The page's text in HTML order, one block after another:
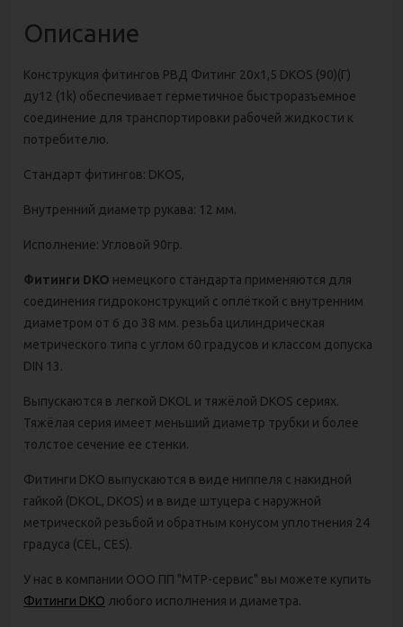
Описание
Конструкция фитингов РВД Фитинг 20х1,5 DKOS (90)(Г)
ду12 (1k) обеспечивает герметичное быстроразъемное
соединение для транспортировки рабочей жидкости к
потребителю.
Стандарт фитингов: DKOS,
Внутренний диаметр рукава: 12 мм.
Исполнение: Угловой 90гр.
Фитинги DKO немецкого стандарта применяются для
соединения гидроконструкций с оплёткой с внутренним
диаметром от 6 до 38 мм. резьба цилиндрическая
метрического типа с углом 60 градусов и классом допуска
DIN 13.
Выпускаются в легкой DKOL и тяжёлой DKOS сериях.
Тяжёлая серия имеет меньший диаметр трубки и более
толстое сечение ее стенки.
Фитинги DKO выпускаются в виде ниппеля с накидной
гайкой (DKOL, DKOS) и в виде штуцера с наружной
метрической резьбой и обратным конусом уплотнения 24
градуса (CEL, CES).
У нас в компании ООО ПП "МТР-сервис" вы можете купить
Фитинги DKO любого исполнения и диаметра.